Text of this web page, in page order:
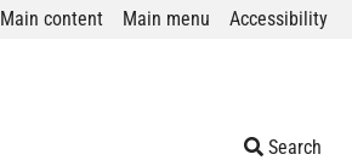
Main content Main menu Accessibility
Search